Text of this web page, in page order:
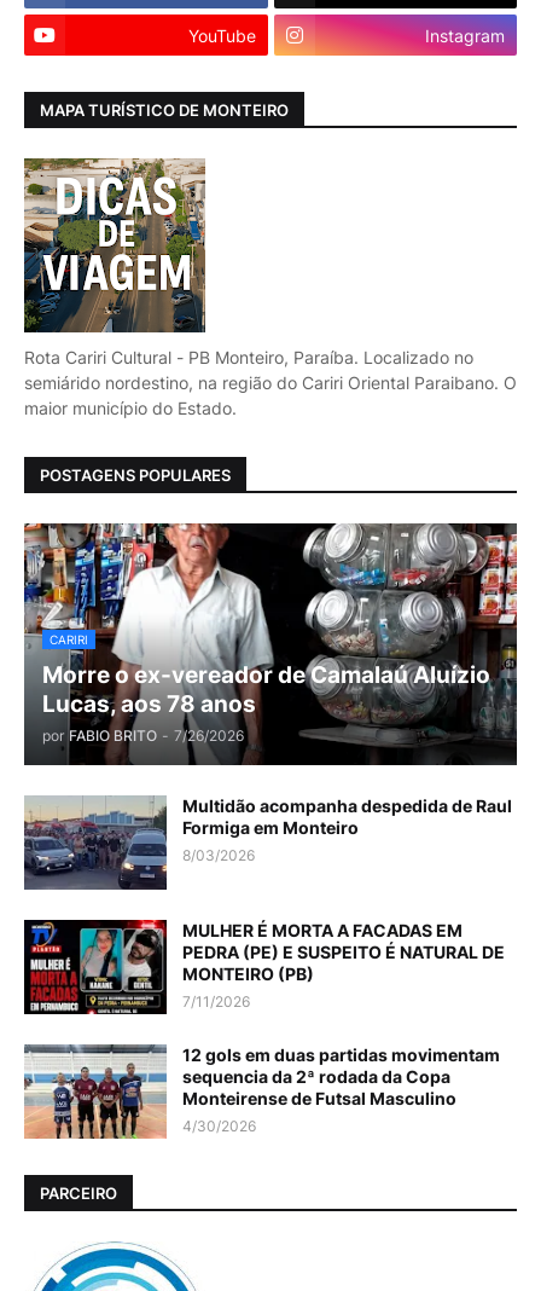
YouTube Instagram
MAPA TURÍSTICO DE MONTEIRO
Rota Cariri Cultural - PB Monteiro, Paraíba. Localizado no
semiárido nordestino, na região do Cariri Oriental Paraibano. O
maior município do Estado.
POSTAGENS POPULARES
CARIRI
Morre o ex-vereador de Camalaú Aluízio
Lucas, aos 78 anos
por FABIO BRITO - 7/26/2026
Multidão acompanha despedida de Raul
Formiga em Monteiro
8/03/2026
MULHER É MORTA A FACADAS EM
PEDRA (PE) E SUSPEITO É NATURAL DE
MONTEIRO (PB)
7/11/2026
12 gols em duas partidas movimentam
sequencia da 2ª rodada da Copa
Monteirense de Futsal Masculino
4/30/2026
PARCEIRO